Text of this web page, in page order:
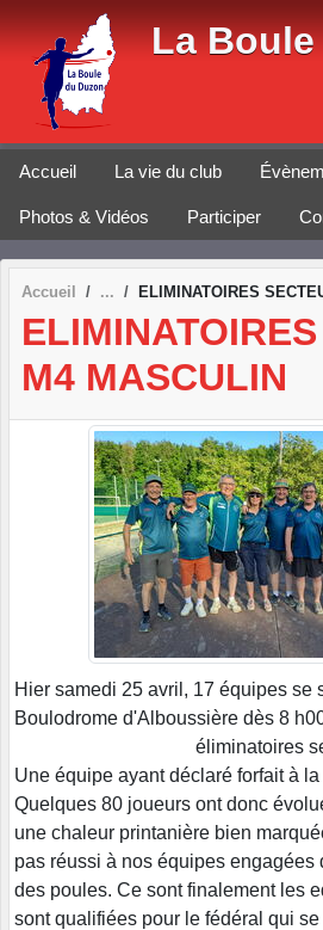
La
Accueil La vie du club
Photos & Vidéos Participer
Accueil ELIMINATOIRES
M4 MASCULIN
Hier samedi 25 avril, 17 équipes se
Boulodrome d'Alboussière dès 8
éliminatoires secteur
Une équipe ayant déclaré forfait à
Quelques 80 joueurs ont donc
une chaleur printanière bien
pas réussi à nos équipes engagées
des poules. Ce sont finalement les
sont qualifiées pour le fédéral qui
Panneau de gestion des cookies